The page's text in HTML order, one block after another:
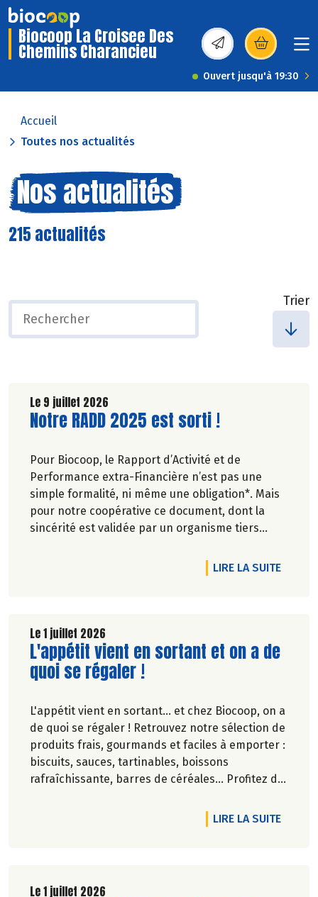
Biocoop La Croisee Des
Chemins Charancieu (s’ouvre dans une
Ouvert jusqu'à 19:30
Accueil
Toutes nos actualités
Nos actualités
215 actualités
Trier
Le 9 juillet 2026
Lire la suite de l'article
Notre RADD 2025 est sorti !
Pour Biocoop, le Rapport d’Activité et de
Performance extra-Financière n’est pas une
simple formalité, ni même une obligation*. Mais
pour notre coopérative ce document, dont la
sincérité est validée par un organisme tiers
vis de l'ensemble de nos parties prenantes
(Paysan.ne.s Associé.e.s, magasins...) et de nos
accessible et désirable une bio exigeante.
LIRE LA SUITEDE
Le 1 juillet 2026
Lire la suite de l'article
L'appétit vient en sortant et on a de
quoi se régaler !
L'appétit vient en sortant... et chez Biocoop, on a
de quoi se régaler ! Retrouvez notre sélection de
produits frais, gourmands et faciles à emporter :
biscuits, sauces, tartinables, boissons
rafraîchissante, barres de céréales... Profitez de
LIRE LA SUITEDE
Le 1 juillet 2026